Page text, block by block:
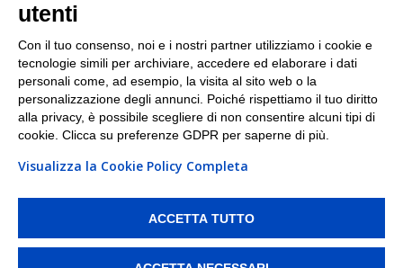
I nostri punti di ritiro e spedizione pacchi nelle
maggiori città italiane
Torino|Milano|Roma|Bologna|Firenze| Genova
Napoli|Varese
PI/CF/N°Iscr.: 10821360012 | REA: RM 1494760 | Cap.Soc.: 50.000€ |
Whistleblowing|Privacy |Preferenze Cookies
ritirare i tuoi acquisti online e spedire i tuoi pacchi.
utenti
Con il tuo consenso, noi e i nostri partner utilizziamo i cookie e
tecnologie simili per archiviare, accedere ed elaborare i dati
personali come, ad esempio, la visita al sito web o la
personalizzazione degli annunci. Poiché rispettiamo il tuo diritto
alla privacy, è possibile scegliere di non consentire alcuni tipi di
cookie. Clicca su preferenze GDPR per saperne di più.
Visualizza la Cookie Policy Completa
ACCETTA TUTTO